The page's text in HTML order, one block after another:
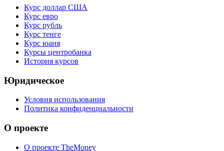
Курс доллар США
Курс евро
Курс рубль
Курс тенге
Курс юаня
Курсы центробанка
История курсов
Юридическое
Условия использования
Политика конфиденциальности
О проекте
О проекте TheMoney